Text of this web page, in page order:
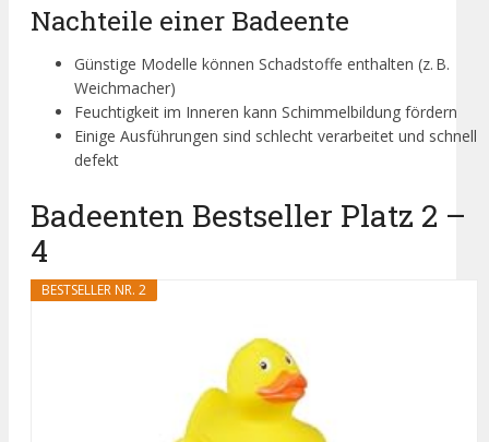
Nachteile einer Badeente
Günstige Modelle können Schadstoffe enthalten (z. B.
Weichmacher)
Feuchtigkeit im Inneren kann Schimmelbildung fördern
Einige Ausführungen sind schlecht verarbeitet und schnell
defekt
Badeenten Bestseller Platz 2 –
4
BESTSELLER NR. 2